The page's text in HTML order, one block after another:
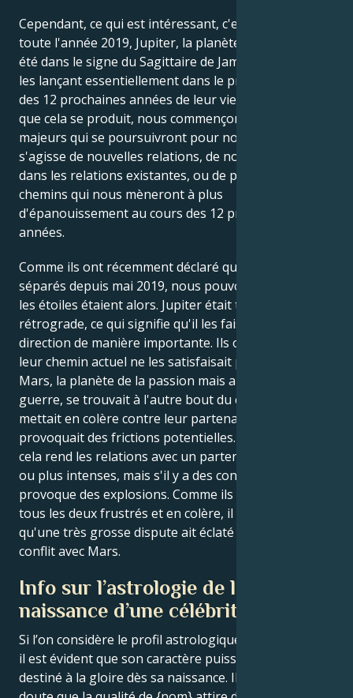
Cependant, ce qui est intéressant, c'est que pendant
toute l'année 2019, Jupiter, la planète des miracles, a
été dans le signe du Sagittaire de Jamie et de Katie -
les lançant essentiellement dans le premier chapitre
des 12 prochaines années de leur vie. Chaque fois
que cela se produit, nous commençons des modèles
majeurs qui se poursuivront pour nous - qu'il
s'agisse de nouvelles relations, de nouvelles étapes
dans les relations existantes, ou de projets et de
chemins qui nous mèneront à plus
d'épanouissement au cours des 12 prochaines
années.
Comme ils ont récemment déclaré qu'ils étaient
séparés depuis mai 2019, nous pouvons regarder où
les étoiles étaient alors. Jupiter était toujours là, mais
rétrograde, ce qui signifie qu'il les faisait changer de
direction de manière importante. Ils ont réalisé que
leur chemin actuel ne les satisfaisait pas vraiment.
Mars, la planète de la passion mais aussi de la
guerre, se trouvait à l'autre bout du ciel, ce qui les
mettait en colère contre leur partenaire et
provoquait des frictions potentielles. Normalement,
cela rend les relations avec un partenaire plus fortes
ou plus intenses, mais s'il y a des conflits, cela
provoque des explosions. Comme ils se sentaient
tous les deux frustrés et en colère, il est probable
qu'une très grosse dispute ait éclaté à cause de ce
conflit avec Mars.
Info sur l’astrologie de la
naissance d’une célébrité
Si l’on considère le profil astrologique de Jamie Foxx,
il est évident que son caractère puissant semblait
destiné à la gloire dès sa naissance. Il ne fait aucun